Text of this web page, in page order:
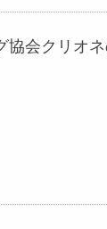
会クリオ